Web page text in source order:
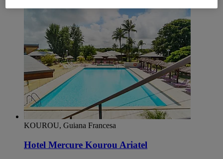
KOUROU, Guiana Francesa
Hotel Mercure Kourou Ariatel